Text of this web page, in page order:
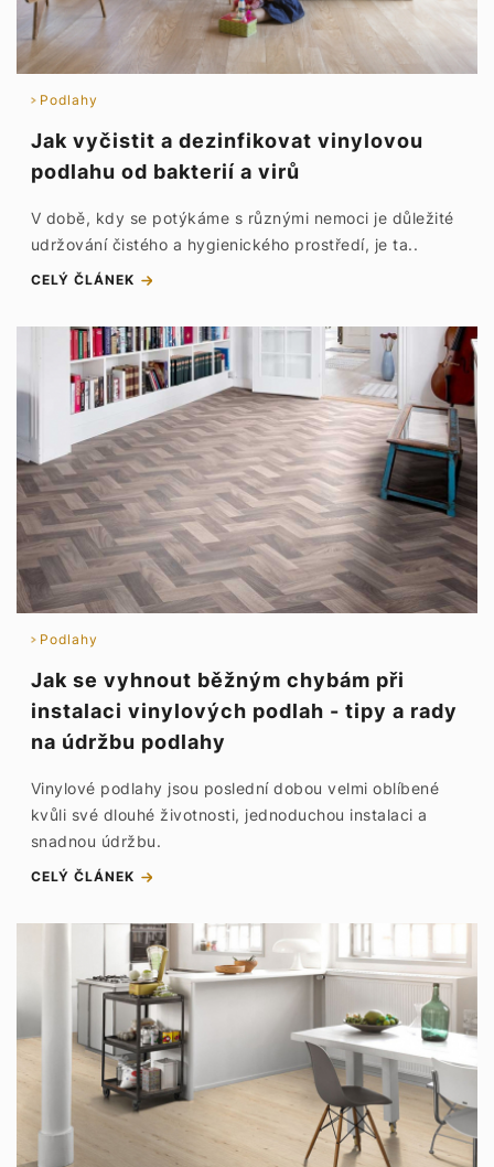
Podlahy
Jak vyčistit a dezinfikovat vinylovou
podlahu od bakterií a virů
V době, kdy se potýkáme s různými nemoci je důležité
udržování čistého a hygienického prostředí, je ta..
CELÝ ČLÁNEK
Podlahy
Jak se vyhnout běžným chybám při
instalaci vinylových podlah - tipy a rady
na údržbu podlahy
Vinylové podlahy jsou poslední dobou velmi oblíbené
kvůli své dlouhé životnosti, jednoduchou instalaci a
snadnou údržbu.
CELÝ ČLÁNEK